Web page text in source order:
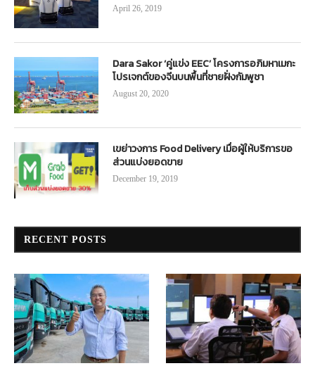
April 26, 2019
Dara Sakor ‘คู่แข่ง EEC’ โครงการอภิมหาเมกะ
โปรเจกต์ของจีนบนพื้นที่ชายฝั่งกัมพูชา
August 20, 2020
เขย่าวงการ Food Delivery เมื่อผู้ให้บริการขอ
ส่วนแบ่งยอดขาย
December 19, 2019
RECENT POSTS